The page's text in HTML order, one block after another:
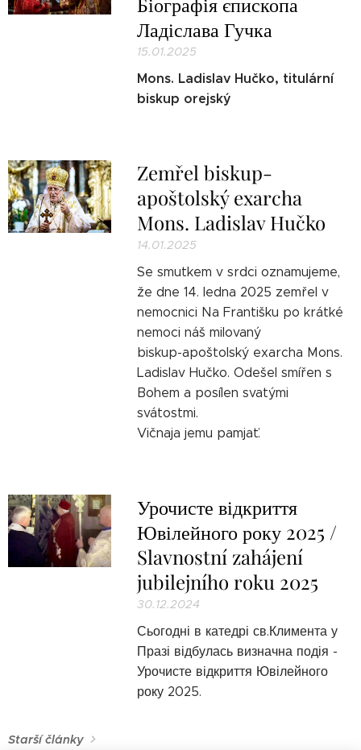
Ладіслава Гучка
15.01.2025
Mons. Ladislav Hučko, titulární
biskup orejský
Zemřel biskup-
apoštolský exarcha
Mons. Ladislav Hučko
14.01.2025
Se smutkem v srdci oznamujeme,
že dne 14. ledna 2025 zemřel v
nemocnici Na Františku po krátké
nemoci náš milovaný
biskup-apoštolský exarcha Mons.
Ladislav Hučko. Odešel smířen s
Bohem a posílen svatými
svátostmi.
Vičnaja jemu pamjať.
Урочисте відкриття
Ювілейного року 2025 /
Slavnostní zahájení
jubilejního roku 2025
30.12.2024
Сьогодні в катедрі св.Климента у
Празі відбулась визначна подія -
Урочисте відкриття Ювілейного
року 2025.
Starší články